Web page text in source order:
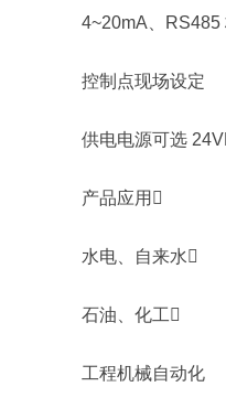
4~20mA、RS485
控制点现场设定
供电电源可选
产品应用
水电、自来水
石油、化工
工程机械自动化